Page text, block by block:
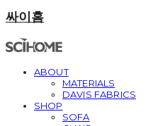
싸이홈
ABOUT
MATERIALS
DAVIS FABRICS
SHOP
SOFA